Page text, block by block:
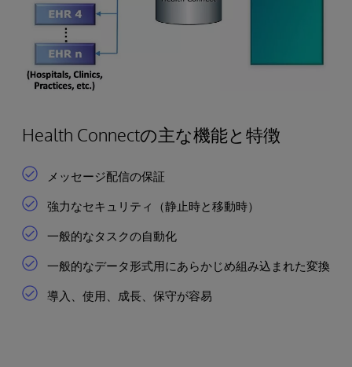
Health Connectの主な機能と特徴
メッセージ配信の保証
強力なセキュリティ（静止時と移動時）
一般的なタスクの自動化
一般的なデータ形式用にあらかじめ組み込まれた変換
導入、使用、成長、保守が容易